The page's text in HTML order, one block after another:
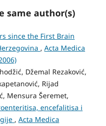
same author(s)
since the First Brain
, Acta Medica
Džemal Rezaković,
Rijad
Mensura Šeremet,
encefalitisa i
, Acta Medica